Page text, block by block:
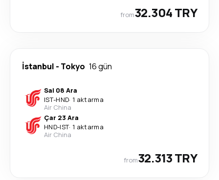
from32.304 TRY
İstanbul - Tokyo 16 gün
Sal 08 Ara
IST-HND· 1 aktarma
Air China
Çar 23 Ara
HND-IST· 1 aktarma
Air China
from32.313 TRY